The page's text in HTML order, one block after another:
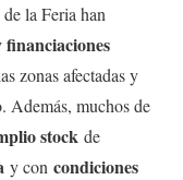
la Feria han
financiaciones
zonas afectadas y
Además, muchos de
stock de
y con condiciones